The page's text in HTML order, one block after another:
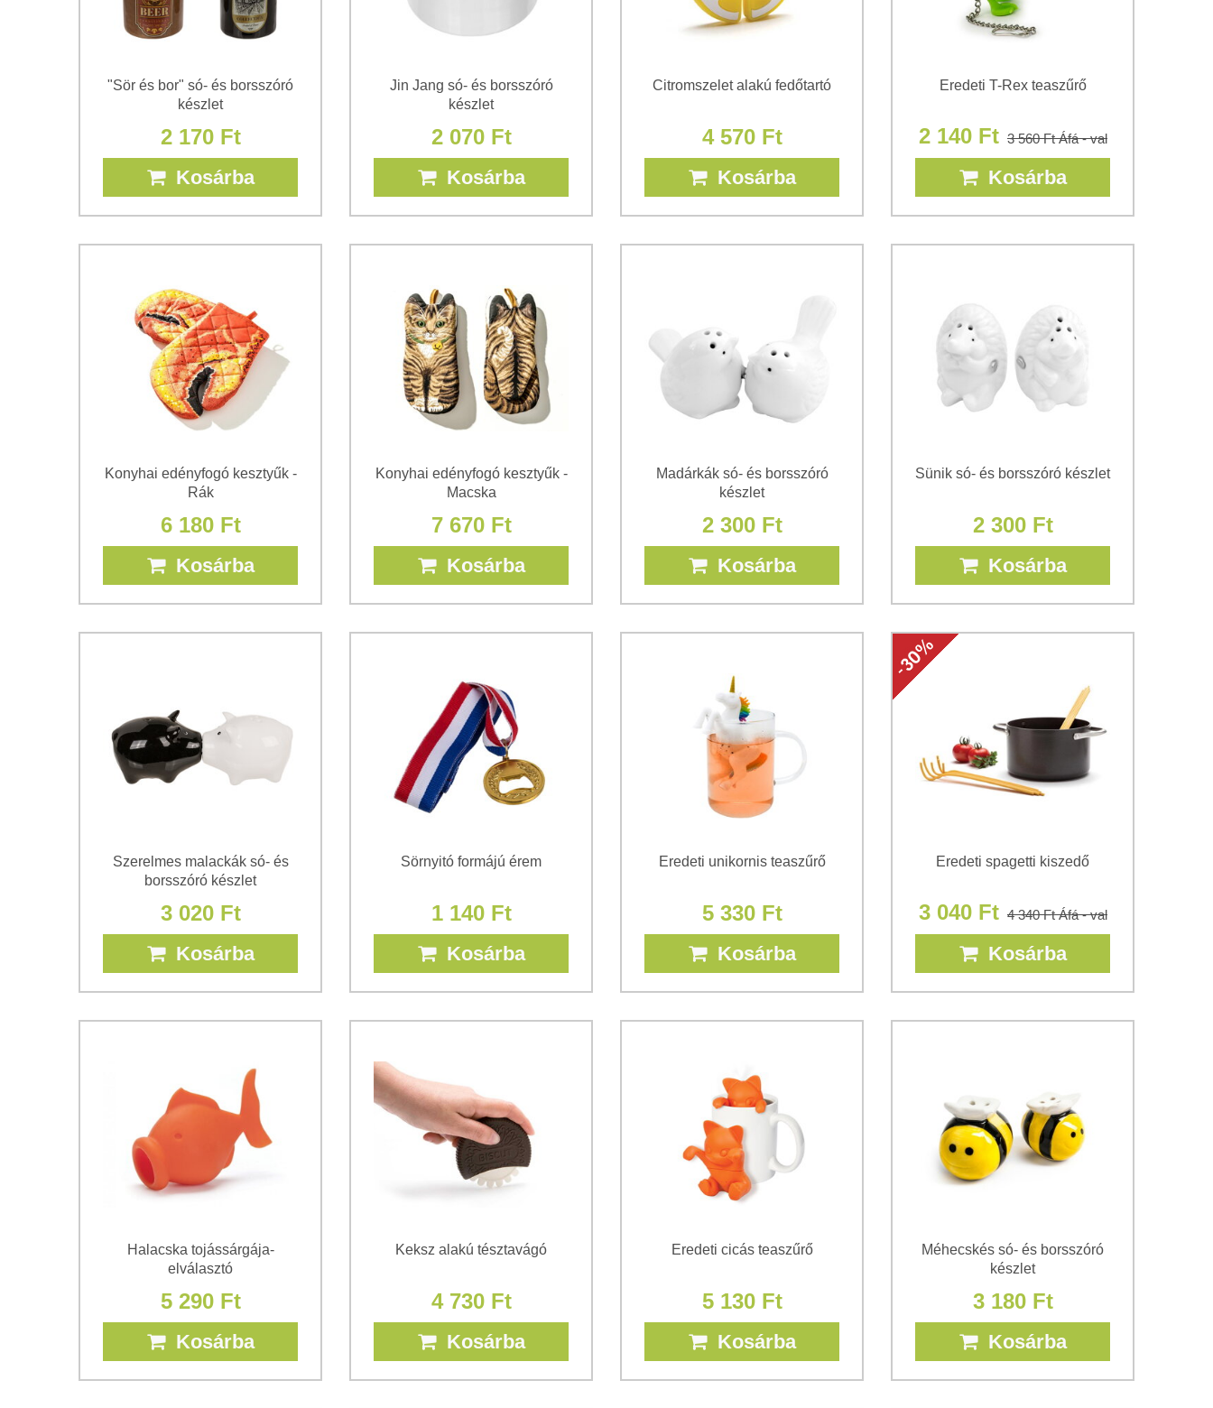
"Sör és bor" só- és borsszóró
készlet
2 170 Ft
Kosárba
Jin Jang só- és borsszóró
készlet
2 070 Ft
Kosárba
Citromszelet alakú fedőtartó
4 570 Ft
Kosárba
Eredeti T-Rex teaszűrő
2 140 Ft 3 560 FtÁfá - val
Kosárba
Konyhai edényfogó kesztyűk -
Rák
6 180 Ft
Kosárba
Konyhai edényfogó kesztyűk -
Macska
7 670 Ft
Kosárba
Madárkák só- és borsszóró
készlet
2 300 Ft
Kosárba
Sünik só- és borsszóró készlet
2 300 Ft
Kosárba
Szerelmes malackák só- és
borsszóró készlet
3 020 Ft
Kosárba
Sörnyitó formájú érem
1 140 Ft
Kosárba
Eredeti unikornis teaszűrő
5 330 Ft
Kosárba
Eredeti spagetti kiszedő
3 040 Ft 4 340 FtÁfá - val
Kosárba
Halacska tojássárgája-
elválasztó
5 290 Ft
Kosárba
Keksz alakú tésztavágó
4 730 Ft
Kosárba
Eredeti cicás teaszűrő
5 130 Ft
Kosárba
Méhecskés só- és borsszóró
készlet
3 180 Ft
Kosárba